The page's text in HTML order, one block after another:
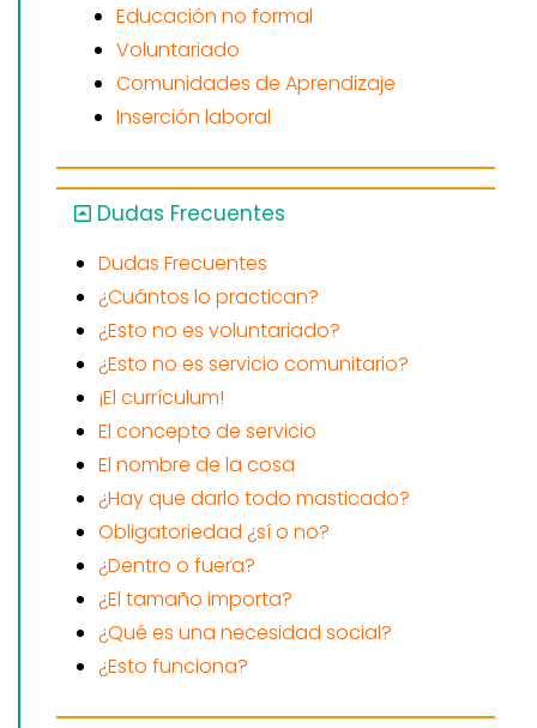
Educación no formal
Voluntariado
Comunidades de Aprendizaje
Inserción laboral
Dudas Frecuentes
Dudas Frecuentes
¿Cuántos lo practican?
¿Esto no es voluntariado?
¿Esto no es servicio comunitario?
¡El currículum!
El concepto de servicio
El nombre de la cosa
¿Hay que darlo todo masticado?
Obligatoriedad ¿sí o no?
¿Dentro o fuera?
¿El tamaño importa?
¿Qué es una necesidad social?
¿Esto funciona?